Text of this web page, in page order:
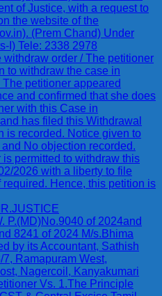
of Justice, with a request to
the website of the
(Prem Chand) Under
I) Tele: 2338 2978
order / The petitioner
to withdraw the case in
petitioner appeared
and confirmed that she does
with this Case in
has filed this Withdrawal
is recorded. Notice given to
No objection recorded.
permitted to withdraw this
2026 with a liberty to file
Hence, this petition is
P.(MD)No.9040 of 2024and
8241 of 2024 M/s.Bhima
by its Accountant, Sathish
Ramapuram West,
Nagercoil, Kanyakumari
Vs. 1.The Principle